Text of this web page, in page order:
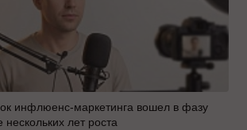
инфлюенс-маркетинга вошел в фазу
нескольких лет роста